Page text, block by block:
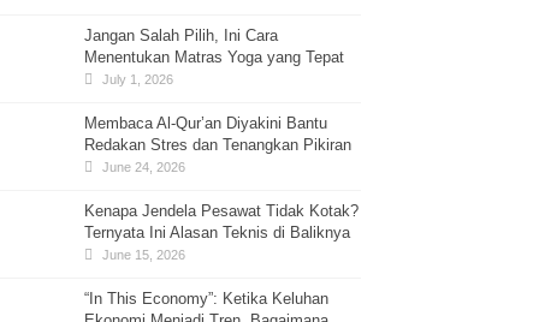
Jangan Salah Pilih, Ini Cara
Menentukan Matras Yoga yang Tepat
July 1, 2026
Membaca Al-Qur’an Diyakini Bantu
Redakan Stres dan Tenangkan Pikiran
June 24, 2026
Kenapa Jendela Pesawat Tidak Kotak?
Ternyata Ini Alasan Teknis di Baliknya
June 15, 2026
“In This Economy”: Ketika Keluhan